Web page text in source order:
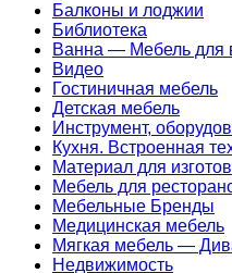
Балконы и лоджии
Библиотека
Ванна — Мебель для
Видео
Гостиничная мебель
Детская мебель
Инструмент,
Кухня. Встроенная
Материал для
Мебель для
Мебельные Бренды
Медицинская мебель
Мягкая мебель —
Недвижимость